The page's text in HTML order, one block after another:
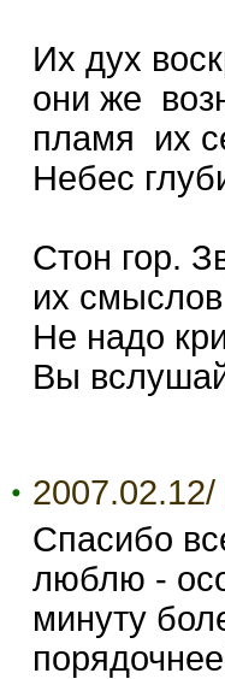
Их дух
они же
пламя их
Небес
Стон гор.
их смыслов
Не надо
Вы
2007.02.12/
Спасибо
люблю -
минуту